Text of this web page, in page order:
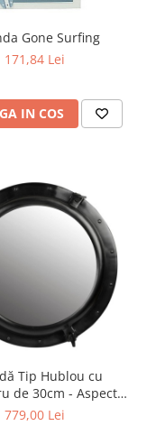
Gone Surfing
171,84 Lei
IN COS
Tip Hublou cu
de 30cm - Aspect
Autentic
779,00 Lei